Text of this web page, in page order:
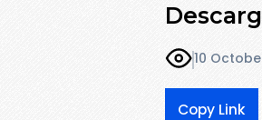
10
Copy Link